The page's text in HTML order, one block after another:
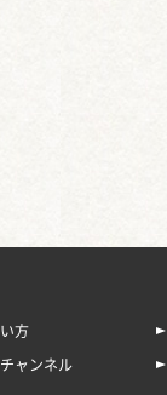
方
ャンネル